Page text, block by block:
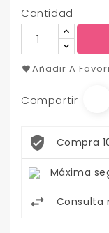
Cantidad
Añadir A
Compartir
Compra
Máxima
Consulta